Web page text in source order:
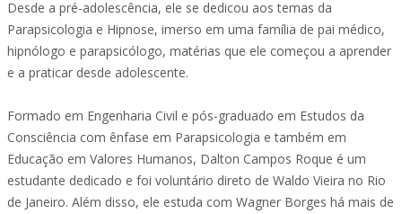
Desde a pré-adolescência, ele se dedicou aos temas da
Parapsicologia e Hipnose, imerso em uma família de pai médico,
hipnólogo e parapsicólogo, matérias que ele começou a aprender
e a praticar desde adolescente.
Formado em Engenharia Civil e pós-graduado em Estudos da
Consciência com ênfase em Parapsicologia e também em
Educação em Valores Humanos, Dalton Campos Roque é um
estudante dedicado e foi voluntário direto de Waldo Vieira no Rio
de Janeiro. Além disso, ele estuda com Wagner Borges há mais de